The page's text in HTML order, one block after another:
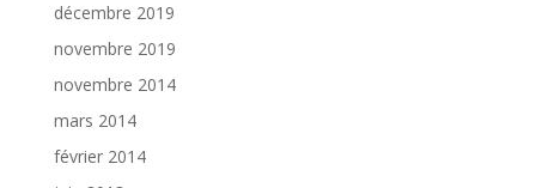
décembre 2019
novembre 2019
novembre 2014
mars 2014
février 2014